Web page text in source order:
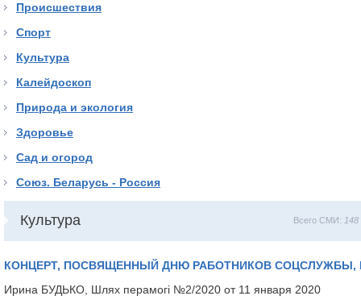
Происшествия
Спорт
Культура
Калейдоскоп
Природа и экология
Здоровье
Сад и огород
Союз. Беларусь - Россия
Культура Всего СМИ: 148
КОНЦЕРТ, ПОСВЯЩЕННЫЙ ДНЮ РАБОТНИКОВ СОЦСЛУЖБЫ,
Ирина БУДЬКО, Шлях перамогі №2/2020 от 11 января 2020